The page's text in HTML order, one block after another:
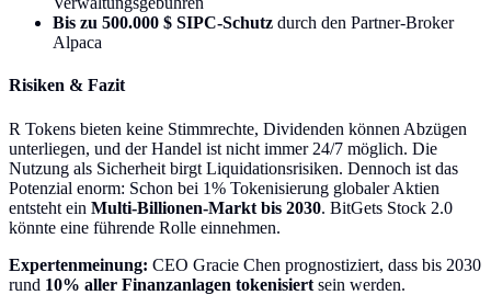
Bis zu 500.000 $ SIPC-Schutz durch den Partner-Broker
Alpaca
Risiken & Fazit
R Tokens bieten keine Stimmrechte, Dividenden können Abzügen
unterliegen, und der Handel ist nicht immer 24/7 möglich. Die
Nutzung als Sicherheit birgt Liquidationsrisiken. Dennoch ist das
Potenzial enorm: Schon bei 1% Tokenisierung globaler Aktien
entsteht ein Multi-Billionen-Markt bis 2030. BitGets Stock 2.0
könnte eine führende Rolle einnehmen.
Expertenmeinung: CEO Gracie Chen prognostiziert, dass bis 2030
rund 10% aller Finanzanlagen tokenisiert sein werden.